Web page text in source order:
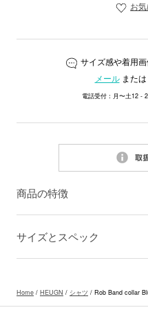
お
サイズ感や着用画
メールまたは
電話受付：月〜土12
商品の特徴
サイズとスペック
Home / HEUGN / シャツ / Rob Band collar